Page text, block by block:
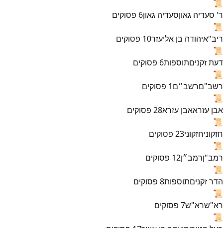
📜
ר' סעדיה גאוןסעדיה גאון6 פסוקים
📜
ריב"איהודה בן אליעזר10 פסוקים
📜
דעת זקניםתוספות6 פסוקים
📜
רשב"םרשב״ם1 פסוקים
📜
אבן עזראאבן עזרא28 פסוקים
📜
חזקוניחזקוני23 פסוקים
📜
רמב"ןרמב״ן12 פסוקים
📜
הדר זקניםתוספות8 פסוקים
📜
רא"שרא"ש7 פסוקים
📜